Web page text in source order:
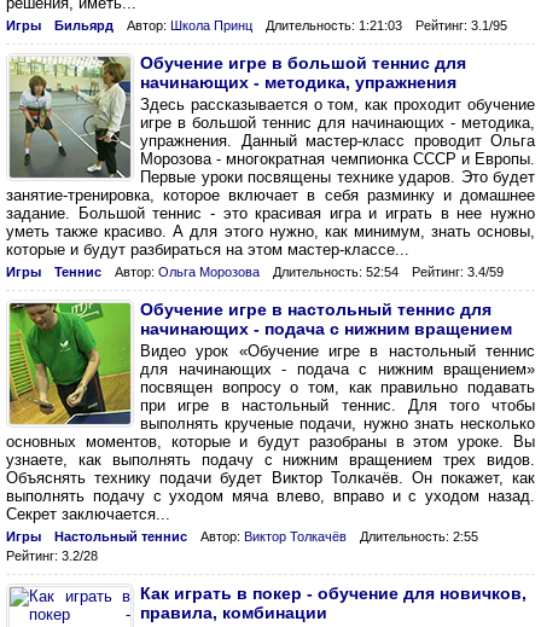
Игры Бильярд Автор: Школа Принц Длительность: 1:21:03 Рейтинг: 3.1/95
Обучение игре в большой теннис для
начинающих - методика, упражнения
Здесь рассказывается о том, как проходит обучение
игре в большой теннис для начинающих - методика,
упражнения. Данный мастер-класс проводит Ольга
Морозова - многократная чемпионка СССР и Европы.
Первые уроки посвящены технике ударов. Это будет
занятие-тренировка, которое включает в себя разминку и домашнее
задание. Большой теннис - это красивая игра и играть в нее нужно
уметь также красиво. А для этого нужно, как минимум, знать основы,
которые и будут разбираться на этом мастер-классе...
Игры Теннис Автор: Ольга Морозова Длительность: 52:54 Рейтинг: 3.4/59
Обучение игре в настольный теннис для
начинающих - подача с нижним вращением
Видео урок «Обучение игре в настольный теннис
для начинающих - подача с нижним вращением»
посвящен вопросу о том, как правильно подавать
при игре в настольный теннис. Для того чтобы
выполнять крученые подачи, нужно знать несколько
основных моментов, которые и будут разобраны в этом уроке. Вы
узнаете, как выполнять подачу с нижним вращением трех видов.
Объяснять технику подачи будет Виктор Толкачёв. Он покажет, как
выполнять подачу с уходом мяча влево, вправо и с уходом назад.
Секрет заключается...
Игры Настольный теннис Автор: Виктор Толкачёв
Длительность: 2:55
Рейтинг: 3.2/28
Как играть в покер - обучение для новичков,
правила, комбинации